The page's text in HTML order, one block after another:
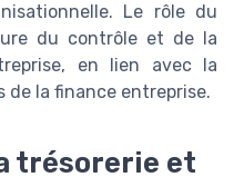
Le rôle du
du contrôle et de la
en lien avec la
la finance entreprise.
trésorerie et